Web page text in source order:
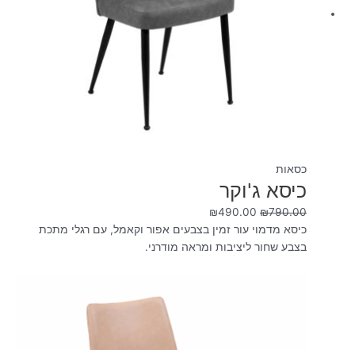
כסאות
כיסא ג'וקר
₪790.00
₪490.00
כיסא מדמוי עור זמין בצבעים אפור וקאמל, עם רגלי מתכת
בצבע שחור ליציבות ומראה מודרני.